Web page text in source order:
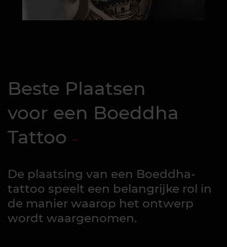
Beste Plaatsen
voor een Boeddha
Tattoo
De plaatsing van een Boeddha-
tattoo speelt een belangrijke rol in
de manier waarop het ontwerp
wordt waargenomen.